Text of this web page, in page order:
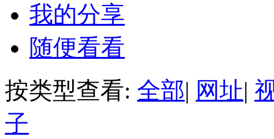
我的分享
随便看看
按类型查看: 全部| 网址|
子